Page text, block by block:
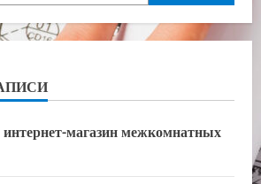
магазин межкомнатных